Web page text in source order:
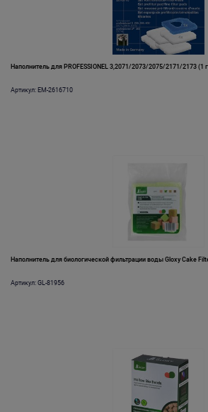
Наполнитель для PROFESSIONEL 3,2071/2073/2075/2171/2173 (1
Артикул: EM-2616710
Наполнитель для биологической фильтрации воды Gloxy Cake
Артикул: GL-81956